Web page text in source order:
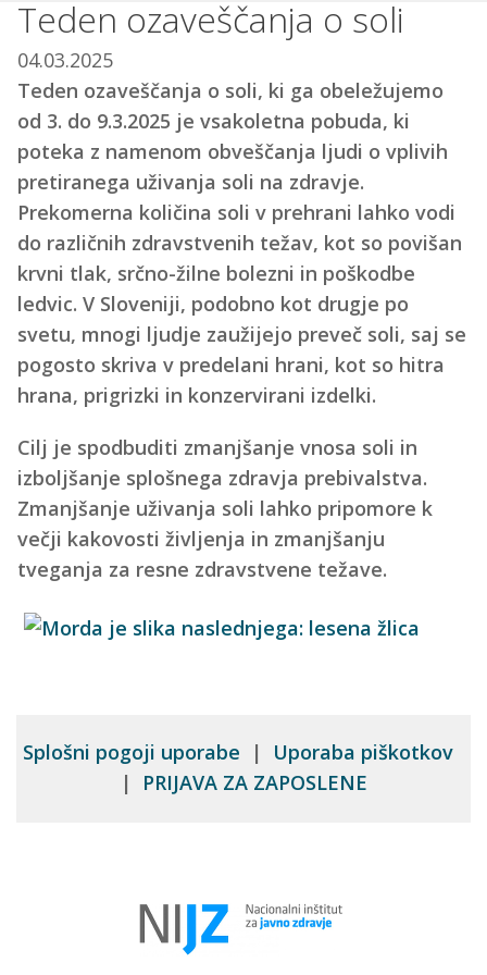
Teden ozaveščanja o soli
04.03.2025
Teden ozaveščanja o soli, ki ga obeležujemo
od 3. do 9.3.2025 je vsakoletna pobuda, ki
poteka z namenom obveščanja ljudi o vplivih
pretiranega uživanja soli na zdravje.
Prekomerna količina soli v prehrani lahko vodi
do različnih zdravstvenih težav, kot so povišan
krvni tlak, srčno-žilne bolezni in poškodbe
ledvic. V Sloveniji, podobno kot drugje po
svetu, mnogi ljudje zaužijejo preveč soli, saj se
pogosto skriva v predelani hrani, kot so hitra
hrana, prigrizki in konzervirani izdelki.
Cilj je spodbuditi zmanjšanje vnosa soli in
izboljšanje splošnega zdravja prebivalstva.
Zmanjšanje uživanja soli lahko pripomore k
večji kakovosti življenja in zmanjšanju
tveganja za resne zdravstvene težave.
Splošni pogoji uporabe | Uporaba piškotkov
|
PRIJAVA ZA ZAPOSLENE